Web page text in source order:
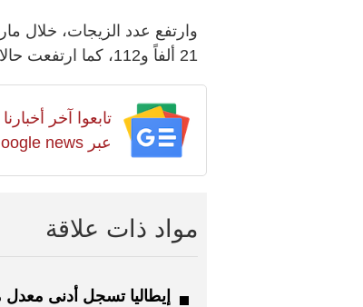
21 ألفاً و112، كما ارتفعت حالات الطلاق 9.4% لتصل إلى 7884 حالة.
تابعوا آخر
عبر Google news
مواد ذات علاقة
إيطاليا تسجل أدنى معدل